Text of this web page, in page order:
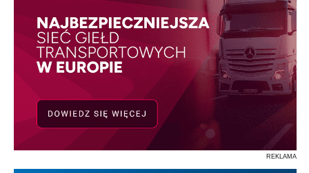
REKLAMA